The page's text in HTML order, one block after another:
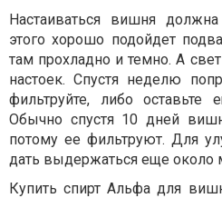
Настаиваться вишня
этого хорошо подойдет
там прохладно и темно. А
настоек. Спустя неделю
фильтруйте, либо
Обычно спустя 10 дней
потому ее фильтруют. Для
дать выдержаться еще около
Купить спирт Альфа для